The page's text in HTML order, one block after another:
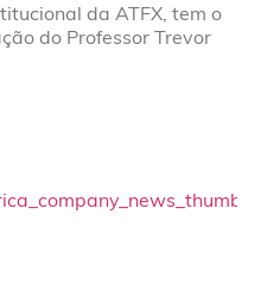
da ATFX, tem o
do Professor Trevor